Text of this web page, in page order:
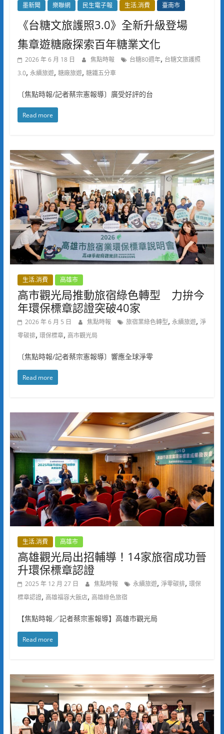
墨新聞 樂聯網 民生電子報 生活.消費 臺南市
《台糖文旅護照3.0》全新升級登場
集章遊糖廠探索百年糖業文化
2026 年 6 月 18 日 焦點時報 台糖80週年, 台糖文旅護照
3.0, 永續旅遊, 糖廠旅遊, 糖鐵五分車
〔焦點時報/記者蔡宗憲報導〕廣受好評的台
Read more
生活.消費 高雄市
高市觀光局推動旅宿綠色轉型 力拚今
年環保標章認證突破40家
2026 年 6 月 5 日 焦點時報 旅宿業綠色轉型, 永續旅遊, 淨
零碳排, 環保標章, 高市觀光局
〔焦點時報/記者蔡宗憲報導〕響應全球淨零
Read more
生活.消費 高雄市
高雄觀光局出招輔導！14家旅宿成功晉
升環保標章認證
2025 年 12 月 27 日 焦點時報 永續旅遊, 淨零碳排, 環保
標章認證, 高雄福容大飯店, 高雄綠色旅宿
【焦點時報／記者蔡宗憲報導】高雄市觀光局
Read more